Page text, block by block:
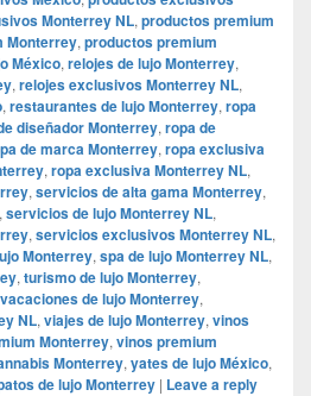
Monterrey NL, productos premium
Monterrey, productos premium
México, relojes de lujo Monterrey,
, relojes exclusivos Monterrey NL,
, restaurantes de lujo Monterrey, ropa
diseñador Monterrey, ropa de
de marca Monterrey, ropa exclusiva
, ropa exclusiva Monterrey NL,
, servicios de alta gama Monterrey,
, servicios de lujo Monterrey NL,
, servicios exclusivos Monterrey NL,
Monterrey, spa de lujo Monterrey NL,
, turismo de lujo Monterrey,
vacaciones de lujo Monterrey,
NL, viajes de lujo Monterrey, vinos
Monterrey, vinos premium
Monterrey, yates de lujo México,
de lujo Monterrey | Leave a reply